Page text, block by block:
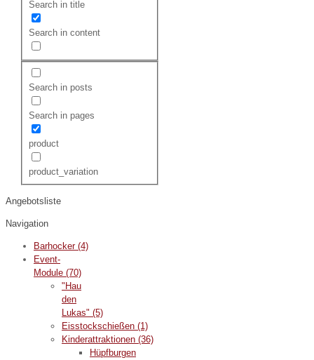
Search in title
Search in content
Search in posts
Search in pages
product
product_variation
Angebotsliste
Navigation
Barhocker (4)
Event-
Module (70)
"Hau
den
Lukas" (5)
Eisstockschießen (1)
Kinderattraktionen (36)
Hüpfburgen